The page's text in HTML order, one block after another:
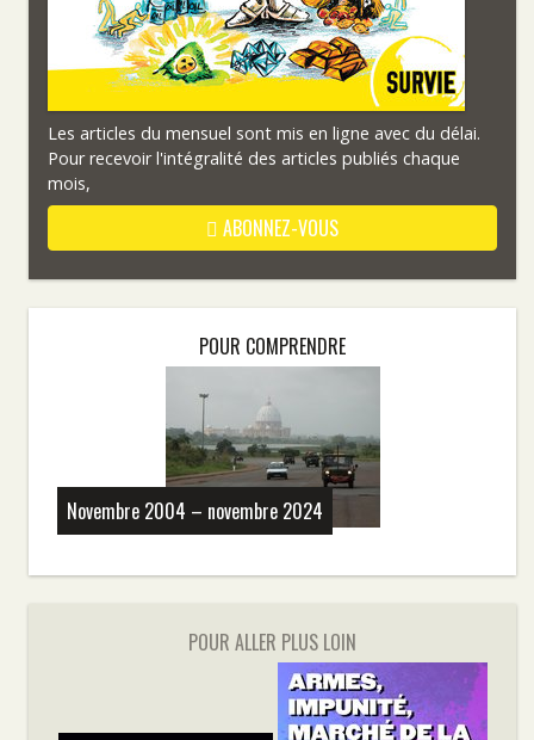
Les articles du mensuel sont mis en ligne avec du délai.
Pour recevoir l'intégralité des articles publiés chaque
mois,
ABONNEZ-VOUS
POUR COMPRENDRE
Novembre 2004 – novembre 2024
POUR ALLER PLUS LOIN